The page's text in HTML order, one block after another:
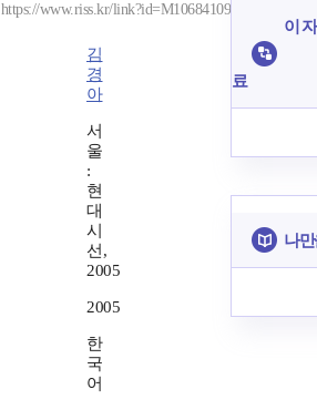
https://www.riss.kr/link?id=M10684109
김
경
아
서
울
:
현
대
시
선,
2005
2005
한
국
어
이
료
나